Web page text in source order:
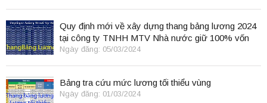
Quy định mới về xây dựng thang bảng lương 2024
tại công ty TNHH MTV Nhà nước giữ 100% vốn
điều lệ
Ngày đăng: 05/03/2024
Bảng tra cứu mức lương tối thiểu vùng
Ngày đăng: 01/03/2024